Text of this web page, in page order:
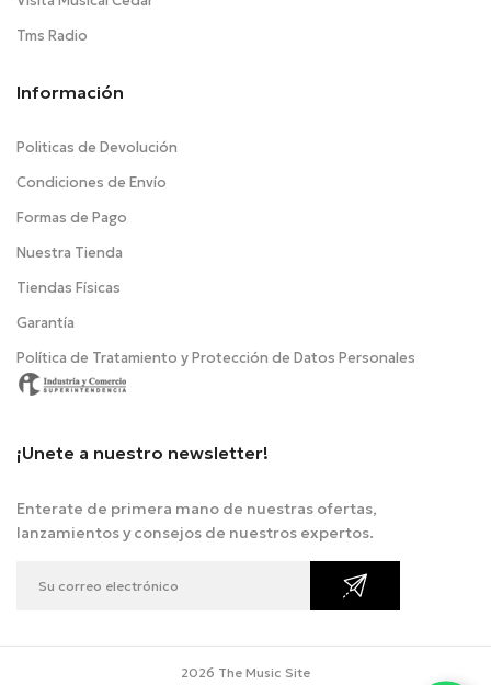
Tms Radio
Información
Politicas de Devolución
Condiciones de Envío
Formas de Pago
Nuestra Tienda
Tiendas Físicas
Garantía
Política de Tratamiento y Protección de Datos Personales
¡Unete a nuestro newsletter!
Enterate de primera mano de nuestras ofertas,
lanzamientos y consejos de nuestros expertos.
2026 The Music Site